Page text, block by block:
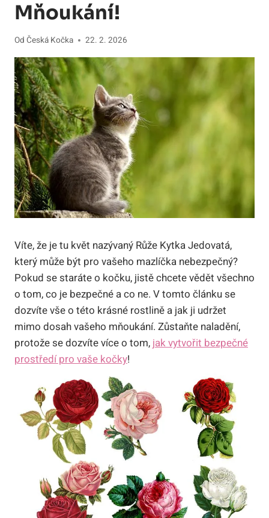
Mňoukání!
Od Česká Kočka 22. 2. 2026
Víte, že je tu květ nazývaný Růže Kytka Jedovatá,
který může být pro vašeho mazlíčka nebezpečný?
Pokud se staráte o kočku, jistě chcete vědět všechno
o tom, co je bezpečné a co ne. V tomto článku se
dozvíte vše o této krásné rostlině a jak ji udržet
mimo dosah vašeho mňoukání. Zůstaňte naladění,
protože se dozvíte více o tom, jak vytvořit bezpečné
prostředí pro vaše kočky!